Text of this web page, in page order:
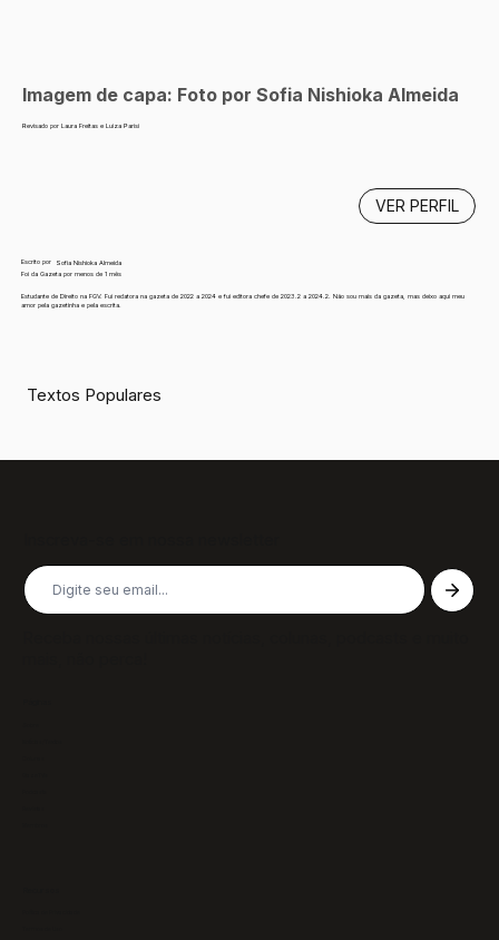
Imagem de capa: Foto por Sofia Nishioka Almeida
Revisado por Laura Freitas e Luiza Parisi
Escrito por
Sofia Nishioka Almeida
Foi da Gazeta por menos de 1 mês
Estudante de Direito na FGV. Fui redatora na gazeta de 2022 a 2024 e fui editora chefe de 2023.2 a 2024.2. Não sou mais da gazeta, mas deixo aqui meu
amor pela gazetinha e pela escrita.
VER PERFIL
Textos Populares